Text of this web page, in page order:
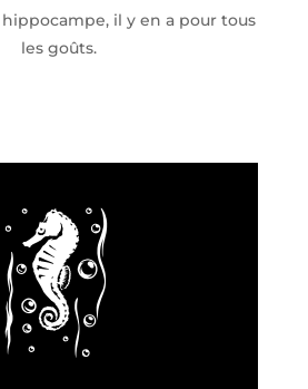
il y en a pour tous
les goûts.